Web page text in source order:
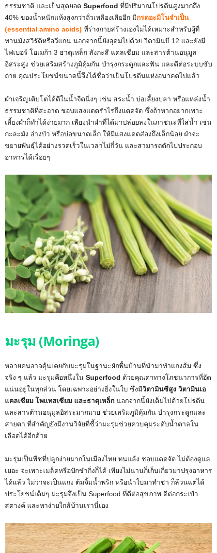
ธรรมชาติ และเป็นสุดยอด Superfood ที่มีปริมาณโปรตีนสูงมากถึง
40% ของน้ำหนักแห้งสูงกว่าถั่วเหลืองเสียอีก มีกรดอะมิโนจำเป็น
(essential amino acids) ที่ร่างกายสร้างเองไม่ได้เหมาะสำหรับผู้ที่
ทานมังสวิรัติหรือวีแกน นอกจากนี้ยังอุดมไปด้วย วิตามินบี 12 และยังมี
ไฟเบอร์ โอเมก้า 3 ธาตุเหล็ก สังกะสี แคลเซียม และสารต้านอนุมูล
อิสระสูง ช่วยเสริมสร้างภูมิคุ้มกัน บำรุงกระดูกและฟัน และดีต่อระบบขับ
ถ่าย คุณประโยชน์ขนาดนี้จึงได้ชื่อว่าเป็นโปรตีนแห่งอนาคตไปแล้ว
ผำเจริญเติบโตได้ดีในน้ำจืดนิ่งๆ เช่น สระน้ำ บ่อเลี้ยงปลา หรือแหล่งน้ำ
ธรรมชาติที่สะอาด ชอบแสงแดดรำไรถึงแดดจัด ซึ่งถ้าหากอยากเพาะ
เลี้ยงผำก็ทำได้ง่ายมาก เพียงนำผำที่ได้มาปล่อยลงในภาชนะที่ใส่น้ำ เช่น
กะละมัง อ่างบัว หรือบ่อขนาดเล็ก ให้มีแสงแดดส่องถึงเล็กน้อย ผำจะ
ขยายพันธุ์ได้อย่างรวดเร็วในเวลาไม่กี่วัน และสามารถตักไปประกอบ
อาหารได้เรื่อยๆ
มะรุม (Moringa)
หลายคนอาจคุ้นเคยกับมะรุมในฐานะผักพื้นบ้านที่นำมาทำแกงส้ม ซึ่ง
จริง ๆ แล้ว มะรุมคือหนึ่งใน Superfood ด้วยคุณค่าทางโภชนาการที่อัด
แน่นอยู่ในทุกส่วน โดยเฉพาะอย่างยิ่งในใบ ซึ่งมีวิตามินซีสูง วิตามินเอ
แคลเซียม โพแทสเซียม และธาตุเหล็ก นอกจากนี้ยังเต็มไปด้วยโปรตีน
และสารต้านอนุมูลอิสระมากมาย ช่วยเสริมภูมิคุ้มกัน บำรุงกระดูกและ
สายตา ที่สำคัญยังมีงานวิจัยที่ชี้ว่ามะรุมช่วยควบคุมระดับน้ำตาลใน
เลือดได้อีกด้วย
มะรุมเป็นพืชที่ปลูกง่ายมากในเมืองไทย ทนแล้ง ชอบแดดจัด ไม่ต้องดูแล
เยอะ จะเพาะเมล็ดหรือปักชำกิ่งก็ได้ เพียงไม่นานก็เก็บเกี่ยวมาปรุงอาหาร
ได้แล้ว ไม่ว่าจะเป็นแกง ต้มจิ้มน้ำพริก หรือนำใบมาทำชา ก็ล้วนแต่ได้
ประโยชน์เต็มๆ มะรุมจึงเป็น Superfood ที่ดีต่อสุขภาพ ดีต่อกระเป๋า
สตางค์ และหาง่ายใกล้บ้านเรานี่เอง